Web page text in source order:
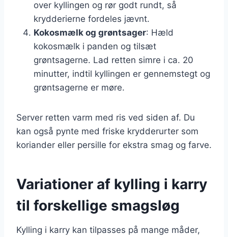
over kyllingen og rør godt rundt, så
krydderierne fordeles jævnt.
Kokosmælk og grøntsager: Hæld
kokosmælk i panden og tilsæt
grøntsagerne. Lad retten simre i ca. 20
minutter, indtil kyllingen er gennemstegt og
grøntsagerne er møre.
Server retten varm med ris ved siden af. Du
kan også pynte med friske krydderurter som
koriander eller persille for ekstra smag og farve.
Variationer af kylling i karry
til forskellige smagsløg
Kylling i karry kan tilpasses på mange måder,